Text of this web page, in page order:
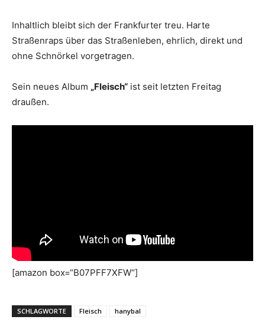
Inhaltlich bleibt sich der Frankfurter treu. Harte
Straßenraps über das Straßenleben, ehrlich, direkt und
ohne Schnörkel vorgetragen.
Sein neues Album „Fleisch“ ist seit letzten Freitag
draußen.
[amazon box=“B07PFF7XFW“]
SCHLAGWORTE Fleisch hanybal